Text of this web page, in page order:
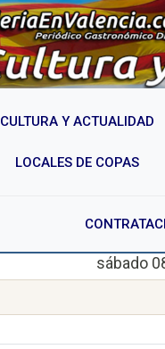
CULTURA Y ACTUALIDAD
LOCALES DE COPAS
sábado